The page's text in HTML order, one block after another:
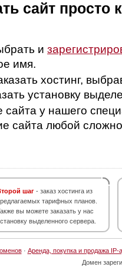
сайт просто
и
имя.
хостинг,
установку
сайта у нашего
сайта любой
шаг - заказ хостинга из
тарифных планов.
вы можете заказать у нас
выделенного сервера.
· Аренда, покупка и продажа IP-
Домен